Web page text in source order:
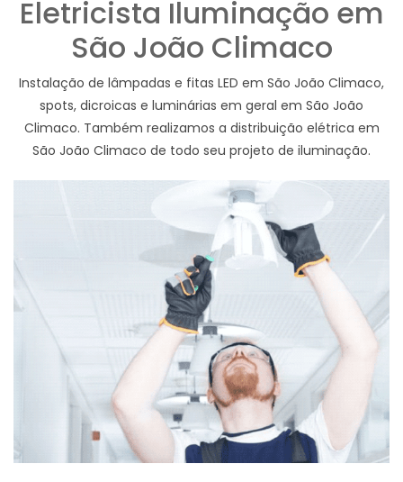
Eletricista Iluminação em
São João Climaco
Instalação de lâmpadas e fitas LED em São João Climaco,
spots, dicroicas e luminárias em geral em São João
Climaco. Também realizamos a distribuição elétrica em
São João Climaco de todo seu projeto de iluminação.